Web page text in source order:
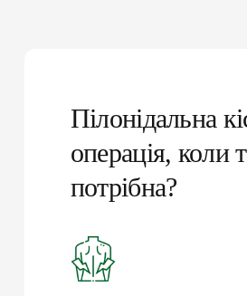
Пілонідальна
операція, коли
потрібна?